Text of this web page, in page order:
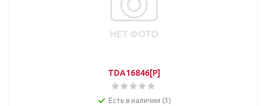
TDA16846[P]
Есть в наличии (3)